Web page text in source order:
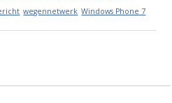
wegennetwerk Windows Phone 7